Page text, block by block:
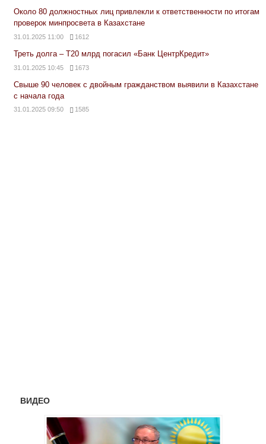
Около 80 должностных лиц привлекли к ответственности по итогам
проверок минпросвета в Казахстане
31.01.2025 11:00 1612
Треть долга – Т20 млрд погасил «Банк ЦентрКредит»
31.01.2025 10:45 1673
Свыше 90 человек с двойным гражданством выявили в Казахстане
с начала года
31.01.2025 09:50 1585
ВИДЕО